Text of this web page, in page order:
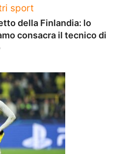
sport
della Finlandia: lo
consacra il tecnico di